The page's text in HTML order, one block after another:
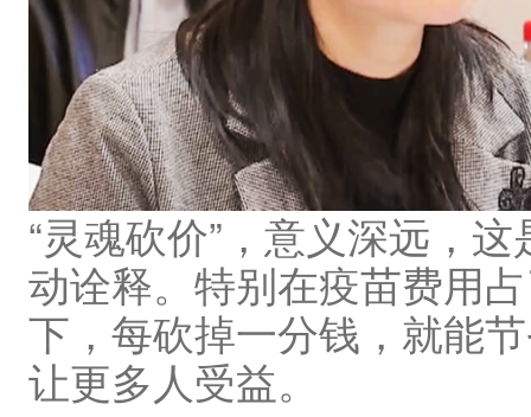
“灵魂砍价”，意义深远，
动诠释。特别在疫苗费用
下，每砍掉一分钱，就能
让更多人受益。